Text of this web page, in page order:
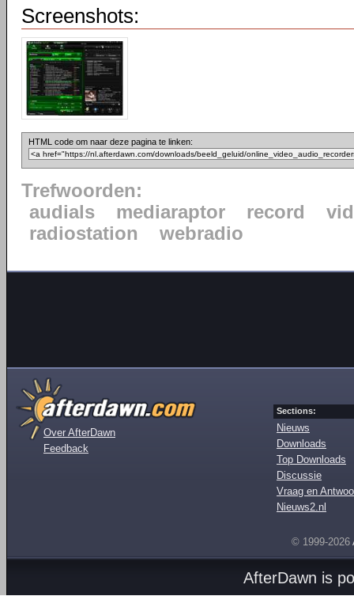
Screenshots:
HTML code om naar deze pagina te linken:
Trefwoorden:
audials
mediaraptor record
radiostation
webradio
Over AfterDawn
Feedback
Sections:
Nieuws
Downloads
Top Downloads
Discussie
Vraag en
Nieuws2.nl
© 1999-2026
AfterDawn is